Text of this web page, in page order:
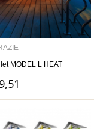
MODEL L HEAT